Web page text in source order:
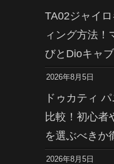
TA02ジャイ
ィング方法！
びとDioキャ
2026年8月5日
ドゥカティ
比較！初心者
を選ぶべきか
2026年8月5日